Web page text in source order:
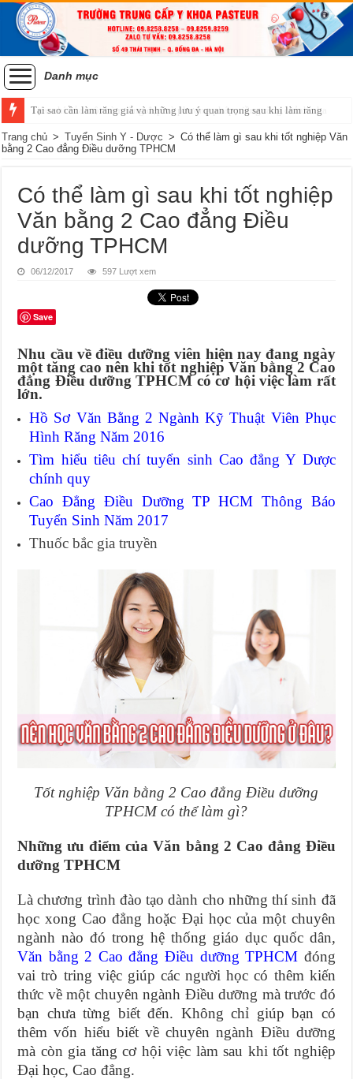
Danh mục
Tại sao cần làm răng giả và những lưu ý quan trọng sau khi làm răng
Tiêu chí của một hàm răng đẹp và phương pháp niềng răng chỉnh nha
Trang chủ > Tuyển Sinh Y - Dược > Có thể làm gì sau khi tốt nghiệp Văn
bằng 2 Cao đẳng Điều dưỡng TPHCM
Có thể làm gì sau khi tốt nghiệp
Văn bằng 2 Cao đẳng Điều
dưỡng TPHCM
06/12/2017 597 Lượt xem
Save
Nhu cầu về điều dưỡng viên hiện nay đang ngày
một tăng cao nên khi tốt nghiệp Văn bằng 2 Cao
đẳng Điều dưỡng TPHCM có cơ hội việc làm rất
lớn.
Hồ Sơ Văn Bằng 2 Ngành Kỹ Thuật Viên Phục
Hình Răng Năm 2016
Tìm hiểu tiêu chí tuyển sinh Cao đẳng Y Dược
chính quy
Cao Đẳng Điều Dưỡng TP HCM Thông Báo
Tuyển Sinh Năm 2017
Thuốc bắc gia truyền
Tốt nghiệp Văn bằng 2 Cao đẳng Điều dưỡng
TPHCM có thể làm gì?
Những ưu điểm của Văn bằng 2 Cao đẳng Điều
dưỡng TPHCM
Là chương trình đào tạo dành cho những thí sinh đã
học xong Cao đẳng hoặc Đại học của một chuyên
ngành nào đó trong hệ thống giáo dục quốc dân,
Văn bằng 2 Cao đẳng Điều dưỡng TPHCM đóng
vai trò tring việc giúp các người học có thêm kiến
thức về một chuyên ngành Điều dưỡng mà trước đó
bạn chưa từng biết đến. Không chỉ giúp bạn có
thêm vốn hiểu biết về chuyên ngành Điều dưỡng
mà còn gia tăng cơ hội việc làm sau khi tốt nghiệp
Đại học, Cao đẳng.